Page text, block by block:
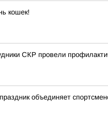
кошек!
СКР провели
объединяет